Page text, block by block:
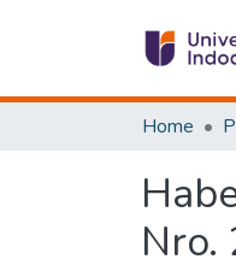
Home
Nro.